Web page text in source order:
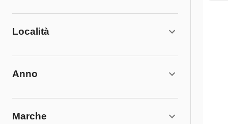
Località
Anno
Marche